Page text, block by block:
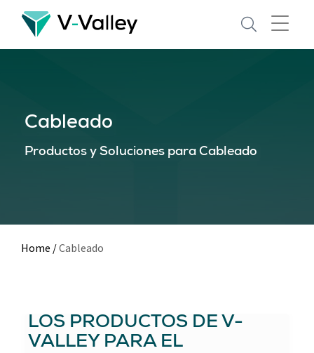
Skip
main
Cableado
Productos y Soluciones para Cableado
Home /Cableado
LOS PRODUCTOS DE V-
VALLEY PARA EL